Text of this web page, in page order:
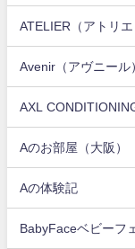
ATELIER（アトリ
Avenir（アヴニール
AXL
Aのお部屋（大阪）
Aの体験記
BabyFaceベビーフ